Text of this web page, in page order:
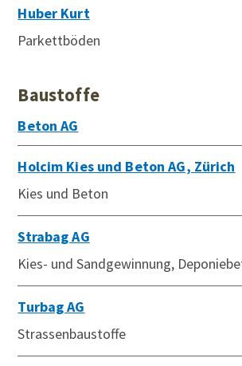
Huber Kurt
Parkettböden
Baustoffe
Beton AG
Holcim Kies und Beton AG, Zürich
Kies und Beton
Strabag AG
Kies- und Sandgewinnung,
Turbag AG
Strassenbaustoffe